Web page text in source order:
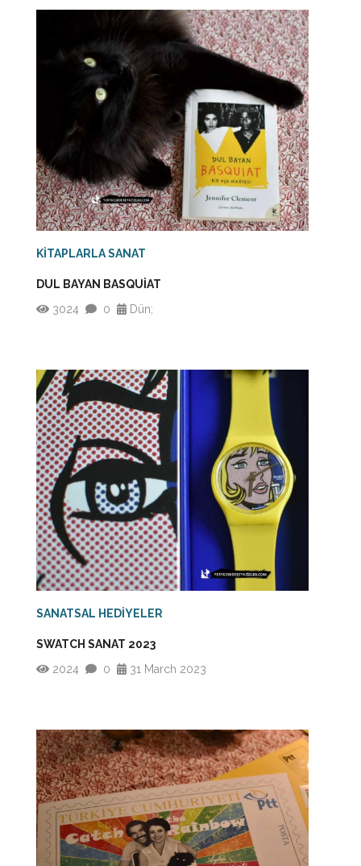
KİTAPLARLA SANAT
DUL BAYAN BASQUİAT
3024
0 Dün;
SANATSAL HEDİYELER
SWATCH SANAT 2023
2024
0 31 March 2023